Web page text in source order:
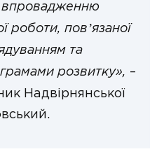
впровадженню
роботи, повʼязаної
та
розвитку», –
Надвірнянської